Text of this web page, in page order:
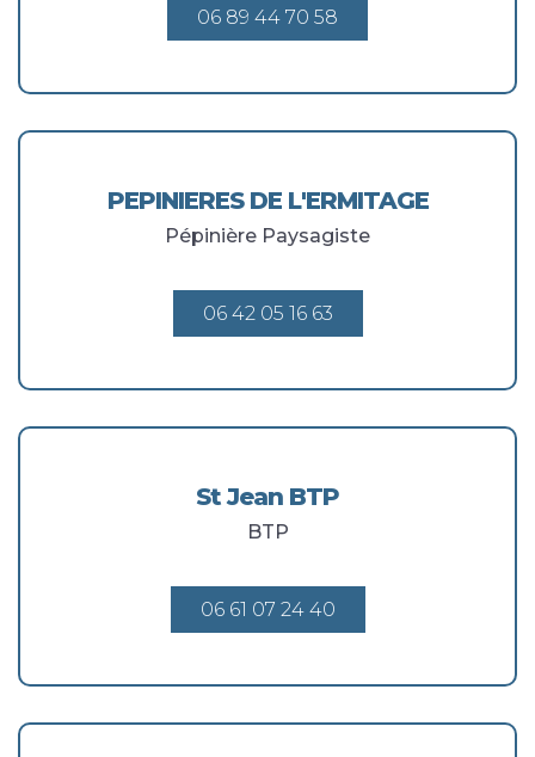
06 89 44 70 58
PEPINIERES DE L'ERMITAGE
Pépinière Paysagiste
06 42 05 16 63
St Jean BTP
BTP
06 61 07 24 40